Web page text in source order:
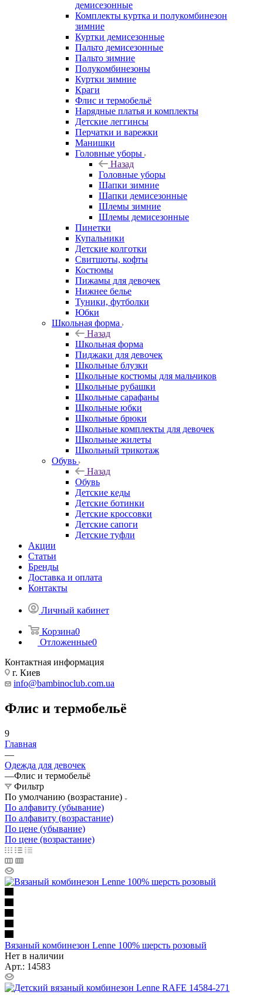
демисезонные
Комплекты куртка и полукомбинезон
зимние
Куртки демисезонные
Пальто демисезонные
Пальто зимние
Полукомбинезоны
Куртки зимние
Краги
Флис и термобельё
Нарядные платья и комплекты
Детские леггинсы
Перчатки и варежки
Манишки
Головные уборы
Назад
Головные уборы
Шапки зимние
Шапки демисезонные
Шлемы зимние
Шлемы демисезонные
Пинетки
Купальники
Детские колготки
Свитшоты, кофты
Костюмы
Пижамы для девочек
Нижнее белье
Туники, футболки
Юбки
Школьная форма
Назад
Школьная форма
Пиджаки для девочек
Школьные блузки
Школьные костюмы для мальчиков
Школьные рубашки
Школьные сарафаны
Школьные юбки
Школьные брюки
Школьные комплекты для девочек
Школьные жилеты
Школьный трикотаж
Обувь
Назад
Обувь
Детские кеды
Детские ботинки
Детские кроссовки
Детские сапоги
Детские туфли
Акции
Статьи
Бренды
Доставка и оплата
Контакты
Личный кабинет
Корзина0
Отложенные0
Контактная информация
г. Киев
info@bambinoclub.com.ua
Флис и термобельё
9
Главная
—
Одежда для девочек
—Флис и термобельё
Фильтр
По умолчанию (возрастание)
По алфавиту (убывание)
По алфавиту (возрастание)
По цене (убывание)
По цене (возрастание)
Вязаный комбинезон Lenne 100% шерсть розовый
Нет в наличии
Арт.: 14583